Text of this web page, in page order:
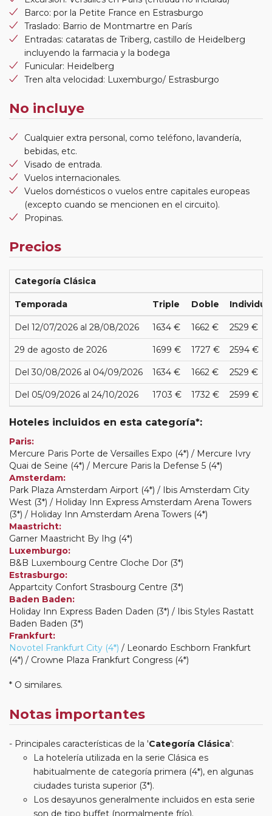
Barco: por la Petite France en Estrasburgo
Traslado: Barrio de Montmartre en París
Entradas: cataratas de Triberg, castillo de Heidelberg
incluyendo la farmacia y la bodega
Funicular: Heidelberg
Tren alta velocidad: Luxemburgo/ Estrasburgo
No incluye
Cualquier extra personal, como teléfono, lavandería,
bebidas, etc.
Visado de entrada.
Vuelos internacionales.
Vuelos domésticos o vuelos entre capitales europeas
(excepto cuando se mencionen en el circuito).
Propinas.
Precios
Categoría Clásica
Temporada Triple Doble
Del 12/07/2026 al 28/08/2026 1634 € 1662 € 2529 €
29 de agosto de 2026 1699 € 1727 € 2594 €
Del 30/08/2026 al 04/09/2026 1634 € 1662 € 2529 €
Del 05/09/2026 al 24/10/2026 1703 € 1732 € 2599 €
Hoteles incluidos en esta categoría*:
Paris:
Mercure Paris Porte de Versailles Expo (4*) / Mercure Ivry
Quai de Seine (4*) / Mercure Paris la Defense 5 (4*)
Amsterdam:
Park Plaza Amsterdam Airport (4*) / Ibis Amsterdam City
West (3*) / Holiday Inn Express Amsterdam Arena Towers
(3*) / Holiday Inn Amsterdam Arena Towers (4*)
Maastricht:
Garner Maastricht By Ihg (4*)
Luxemburgo:
B&B Luxembourg Centre Cloche Dor (3*)
Estrasburgo:
Appartcity Confort Strasbourg Centre (3*)
Baden Baden:
Holiday Inn Express Baden Daden (3*) / Ibis Styles Rastatt
Baden Baden (3*)
Frankfurt:
Novotel Frankfurt City (4*) / Leonardo Eschborn Frankfurt
(4*) / Crowne Plaza Frankfurt Congress (4*)
* O similares.
Notas importantes
Principales características de la 'Categoría Clásica':
La hotelería utilizada en la serie Clásica es
habitualmente de categoría primera (4*), en algunas
ciudades turista superior (3*).
Los desayunos generalmente incluidos en esta serie
son de tipo buffet (normalmente frío).